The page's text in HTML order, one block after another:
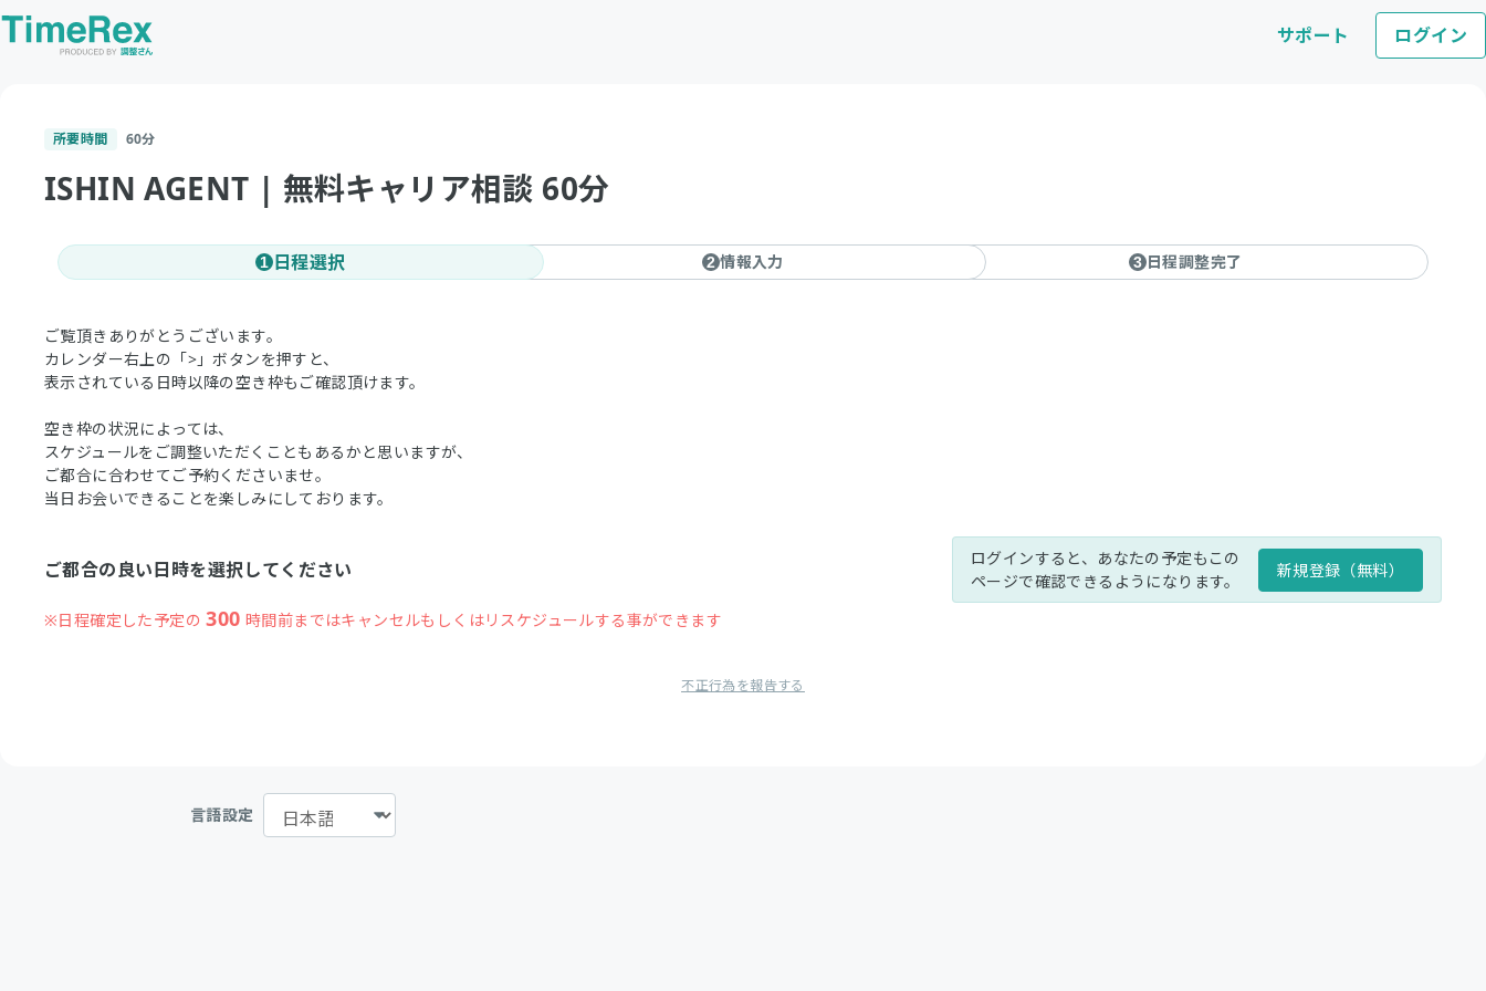
サポート ログイン
所要時間 60分
ISHIN AGENT | 無料キャリア相談 60分
1 日程選択 2 情報入力 3 日程調整完了
ご覧頂きありがとうございます。
カレンダー右上の「>」ボタンを押すと、
表示されている日時以降の空き枠もご確認頂けます。
空き枠の状況によっては、
スケジュールをご調整いただくこともあるかと思いますが、
ご都合に合わせてご予約くださいませ。
当日お会いできることを楽しみにしております。
ご都合の良い日時を選択してください
ログインすると、あなたの予定もこの
ページで確認できるようになります。
新規登録（無料）
※日程確定した予定の300 時間前まではキャンセルもしくはリスケジュールする事ができます
不正行為を報告する
言語設定